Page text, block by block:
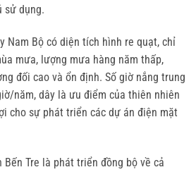
sử dụng.
Nam Bộ có diện tích hình re quạt, chỉ
mưa, lượng mưa hàng năm thấp,
đối cao và ổn định. Số giờ nắng trung
năm, dây là ưu điểm của thiên nhiên
cho sự phát triển các dự án điện mặt
Tre là phát triển đồng bộ về cả